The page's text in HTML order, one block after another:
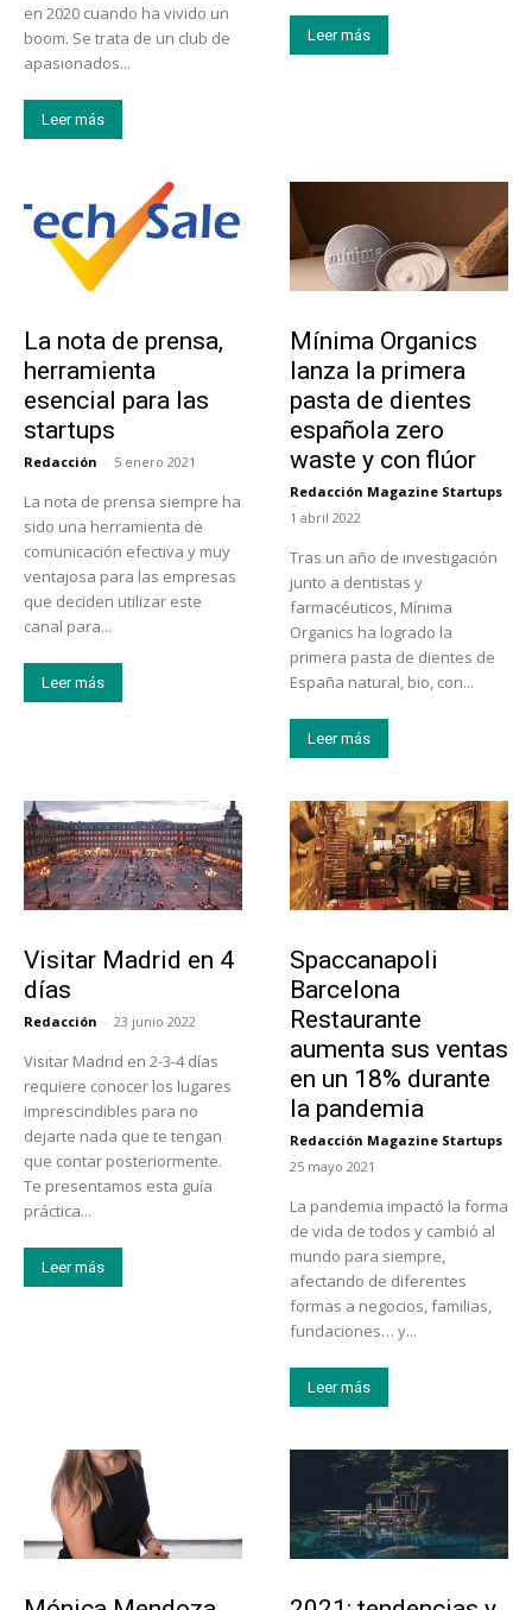
en 2020 cuando ha vivido un
boom. Se trata de un club de
apasionados...
Leer más
Leer más
La nota de prensa,
herramienta
esencial para las
startups
Redacción - 5 enero 2021
La nota de prensa siempre ha
sido una herramienta de
comunicación efectiva y muy
ventajosa para las empresas
que deciden utilizar este
canal para...
Leer más
Mínima Organics
lanza la primera
pasta de dientes
española zero
waste y con flúor
Redacción Magazine Startups
-
1 abril 2022
Tras un año de investigación
junto a dentistas y
farmacéuticos, Mínima
Organics ha logrado la
primera pasta de dientes de
España natural, bio, con...
Leer más
Visitar Madrid en 4
días
Redacción - 23 junio 2022
Visitar Madrid en 2-3-4 días
requiere conocer los lugares
imprescindibles para no
dejarte nada que te tengan
que contar posteriormente.
Te presentamos esta guía
práctica...
Leer más
Spaccanapoli
Barcelona
Restaurante
aumenta sus ventas
en un 18% durante
la pandemia
Redacción Magazine Startups
-
25 mayo 2021
La pandemia impactó la forma
de vida de todos y cambió al
mundo para siempre,
afectando de diferentes
formas a negocios, familias,
fundaciones… y...
Leer más